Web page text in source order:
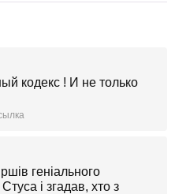
кодекс ! И не только
геніального
і згадав, хто з